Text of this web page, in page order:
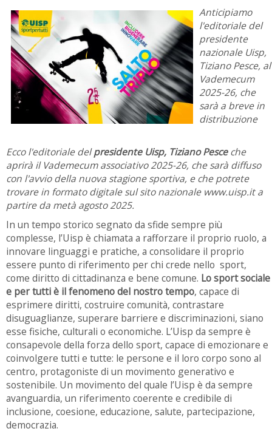
Anticipiamo
l'editoriale del
presidente
nazionale Uisp,
Tiziano Pesce, al
Vademecum
2025-26, che
sarà a breve in
distribuzione
Ecco l'editoriale delpresidente Uisp, Tiziano Pesceche
aprirà il Vademecum associativo 2025-26, che sarà diffuso
con l'avvio della nuova stagione sportiva, e che potrete
trovare in formato digitale sul sito nazionale www.uisp.it a
partire da metà agosto 2025.
In un tempo storico segnato da sfide sempre più
complesse, l’Uisp è chiamata a rafforzare il proprio ruolo, a
innovare linguaggi e pratiche, a consolidare il proprio
essere punto di riferimento per chi crede nello sport,
come diritto di cittadinanza e bene comune. Lo sport sociale
e per tutti è il fenomeno del nostro tempo, capace di
esprimere diritti, costruire comunità, contrastare
disuguaglianze, superare barriere e discriminazioni, siano
esse fisiche, culturali o economiche. L’Uisp da sempre è
consapevole della forza dello sport, capace di emozionare e
coinvolgere tutti e tutte: le persone e il loro corpo sono al
centro, protagoniste di un movimento generativo e
sostenibile. Un movimento del quale l’Uisp è da sempre
avanguardia, un riferimento coerente e credibile di
inclusione, coesione, educazione, salute, partecipazione,
democrazia.